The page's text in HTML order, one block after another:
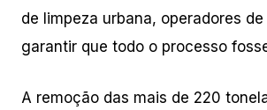
de limpeza urbana, operadores
garantir que todo o processo
A remoção das mais de 220